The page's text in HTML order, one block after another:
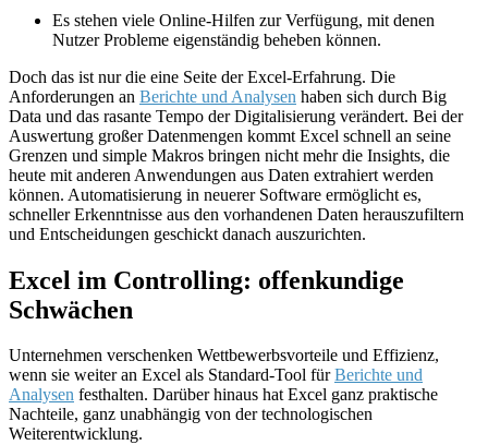
Es stehen viele Online-Hilfen zur Verfügung, mit denen
Nutzer Probleme eigenständig beheben können.
Doch das ist nur die eine Seite der Excel-Erfahrung. Die
Anforderungen an Berichte und Analysen haben sich durch Big
Data und das rasante Tempo der Digitalisierung verändert. Bei der
Auswertung großer Datenmengen kommt Excel schnell an seine
Grenzen und simple Makros bringen nicht mehr die Insights, die
heute mit anderen Anwendungen aus Daten extrahiert werden
können. Automatisierung in neuerer Software ermöglicht es,
schneller Erkenntnisse aus den vorhandenen Daten herauszufiltern
und Entscheidungen geschickt danach auszurichten.
Excel im Controlling: offenkundige
Schwächen
Unternehmen verschenken Wettbewerbsvorteile und Effizienz,
wenn sie weiter an Excel als Standard-Tool fürBerichte und
Analysen festhalten. Darüber hinaus hat Excel ganz praktische
Nachteile, ganz unabhängig von der technologischen
Weiterentwicklung.